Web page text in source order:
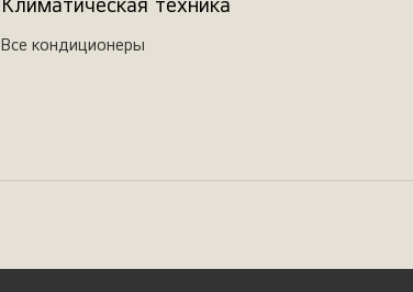
Все кондиционеры